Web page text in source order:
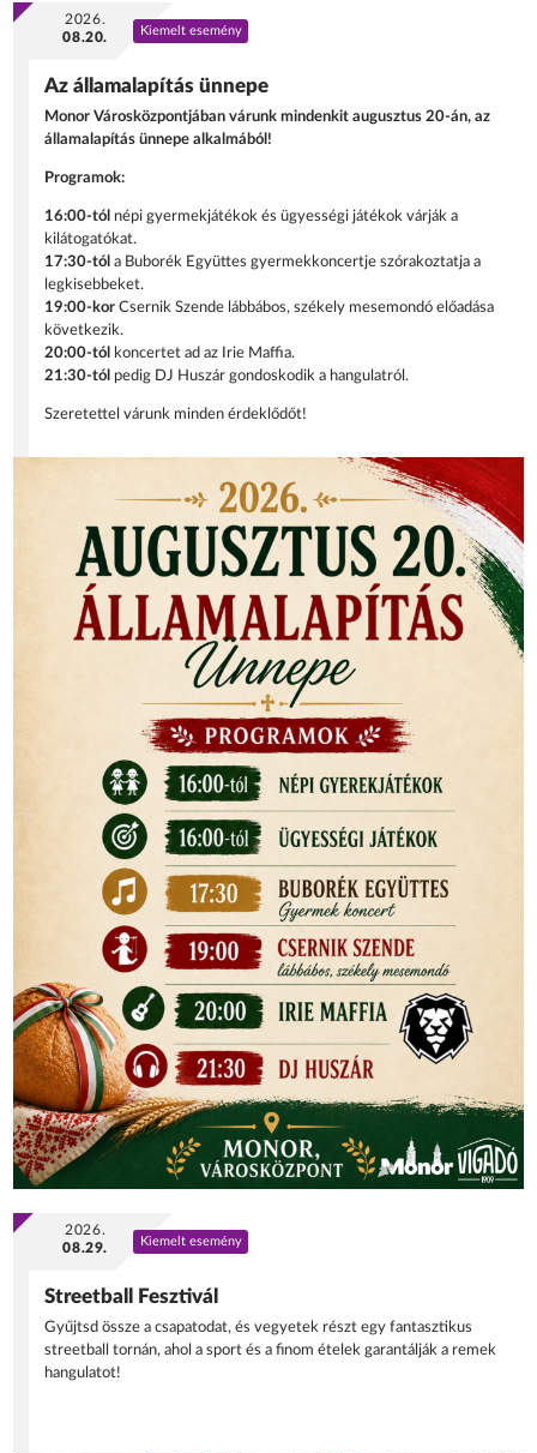
2026.
08.20.
Kiemelt esemény
Az államalapítás ünnepe
Monor Városközpontjában várunk mindenkit augusztus 20-án, az
államalapítás ünnepe alkalmából!
Programok:
16:00-tól népi gyermekjátékok és ügyességi játékok várják a
kilátogatókat.
17:30-tól a Buborék Együttes gyermekkoncertje szórakoztatja a
legkisebbeket.
19:00-korCsernik Szende lábbábos, székely mesemondó előadása
következik.
20:00-tól
koncertet ad az Irie Maffia.
21:30-tól pedig DJ Huszár gondoskodik a hangulatról.
Szeretettel várunk minden érdeklődőt!
2026.
08.29.
Kiemelt esemény
Streetball Fesztivál
Gyűjtsd össze a csapatodat, és vegyetek részt egy fantasztikus
streetball tornán, ahol a sport és a finom ételek garantálják a remek
hangulatot!